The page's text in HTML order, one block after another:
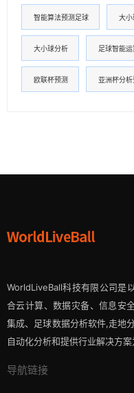
智能算法预测足球 大小
大小球分析 足球智能
欧联杯预测 亚洲杯分析
WorldLiveBall科技有限公司是
合云计算、数据灾备、信息安
集成、足球数据分析软件,走地
自动化分析和提供行业解决方案
导航链接